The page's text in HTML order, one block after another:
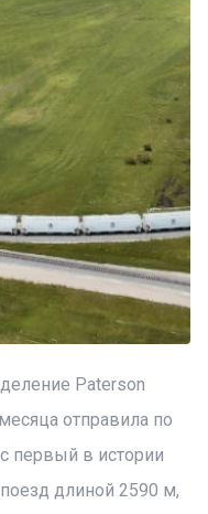
Paterson
отправила по
первый в истории
длиной 2590 м,